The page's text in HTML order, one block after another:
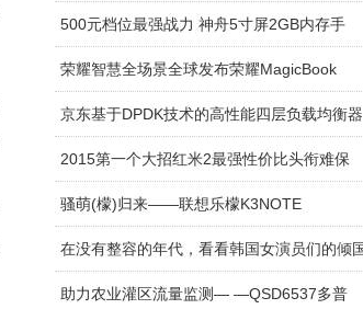
500元档位最强战力 神舟5寸屏2GB内存手
荣耀智慧全场景全球发布荣耀MagicBook
京东基于DPDK技术的高性能四层负载均衡器
2015第一个大招红米2最强性价比头衔难保
骚萌(檬)归来——联想乐檬K3NOTE
助力农业灌区流量监测— —QSD6537多普